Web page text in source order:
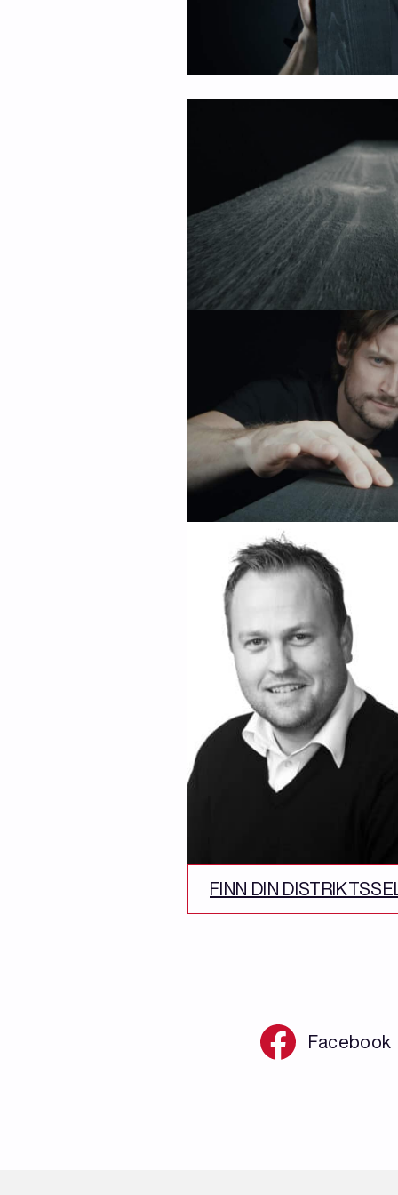
FINN DIN
Facebook